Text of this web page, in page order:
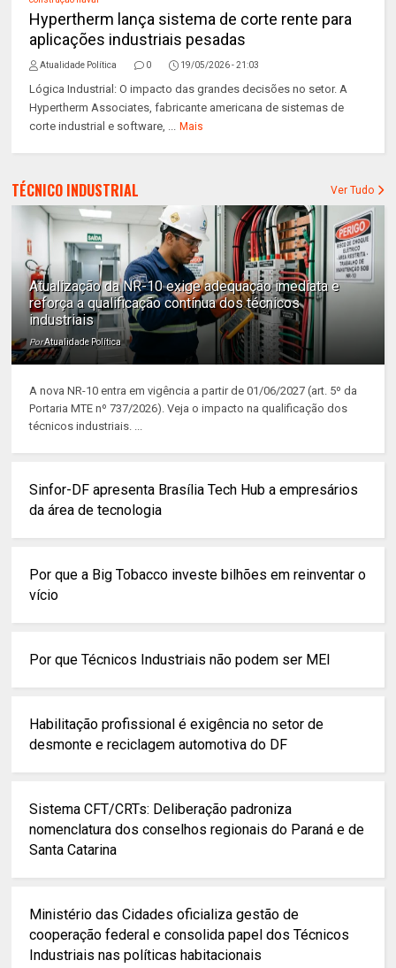
Hypertherm lança sistema de corte rente para
aplicações industriais pesadas
Atualidade Política 0 19/05/2026 - 21:03
Lógica Industrial: O impacto das grandes decisões no setor. A
Hypertherm Associates, fabricante americana de sistemas de
corte industrial e software, ... Mais
TÉCNICO INDUSTRIAL Ver Tudo
Atualização da NR-10 exige adequação imediata e
reforça a qualificação contínua dos técnicos
industriais
PorAtualidade Política
A nova NR-10 entra em vigência a partir de 01/06/2027 (art. 5º da
Portaria MTE nº 737/2026). Veja o impacto na qualificação dos
técnicos industriais. ...
Sinfor-DF apresenta Brasília Tech Hub a empresários
da área de tecnologia
Por que a Big Tobacco investe bilhões em reinventar o
vício
Por que Técnicos Industriais não podem ser MEI
Habilitação profissional é exigência no setor de
desmonte e reciclagem automotiva do DF
Sistema CFT/CRTs: Deliberação padroniza
nomenclatura dos conselhos regionais do Paraná e de
Santa Catarina
Ministério das Cidades oficializa gestão de
cooperação federal e consolida papel dos Técnicos
Industriais nas políticas habitacionais